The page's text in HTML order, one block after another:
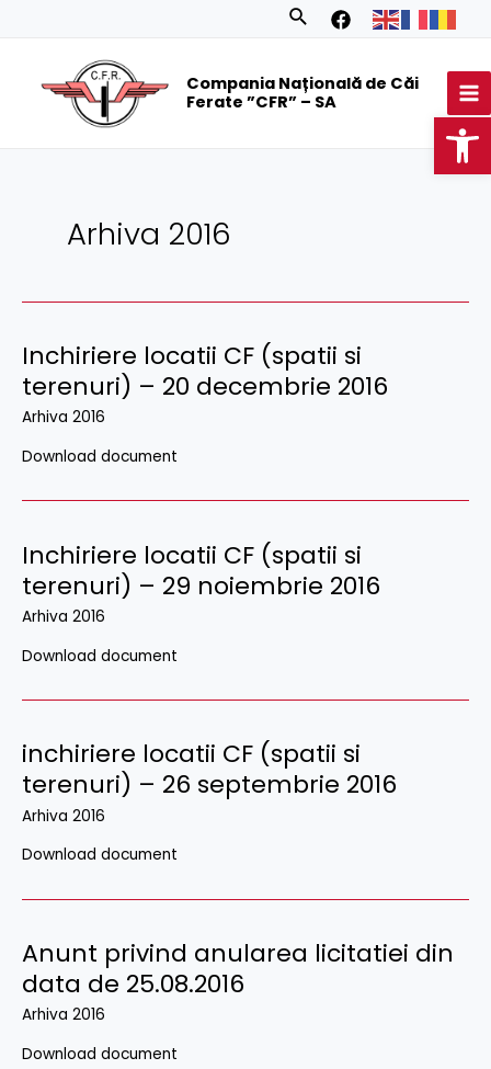
Search
Compania Națională de Căi
Ferate ”CFR” – SA
Arhiva 2016
Inchiriere locatii CF (spatii si
terenuri) – 20 decembrie 2016
Arhiva 2016
Download document
Inchiriere locatii CF (spatii si
terenuri) – 29 noiembrie 2016
Arhiva 2016
Download document
inchiriere locatii CF (spatii si
terenuri) – 26 septembrie 2016
Arhiva 2016
Download document
Anunt privind anularea licitatiei din
data de 25.08.2016
Arhiva 2016
Download document